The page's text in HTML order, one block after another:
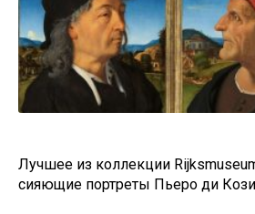
Лучшее из коллекции
сияющие портреты Пьеро ди